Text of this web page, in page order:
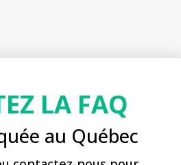
LA FAQ
au Québec